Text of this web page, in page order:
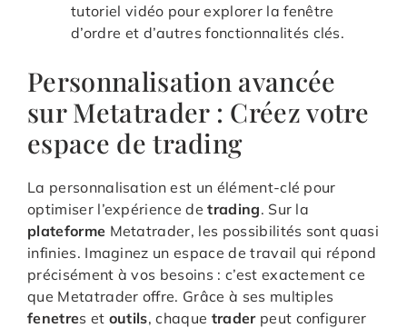
tutoriel vidéo pour explorer la fenêtre
d’ordre et d’autres fonctionnalités clés.
Personnalisation avancée
sur Metatrader : Créez votre
espace de trading
La personnalisation est un élément-clé pour
optimiser l’expérience detrading. Sur la
plateforme Metatrader, les possibilités sont quasi
infinies. Imaginez un espace de travail qui répond
précisément à vos besoins : c’est exactement ce
que Metatrader offre. Grâce à ses multiples
fenetres et outils, chaque traderpeut configurer